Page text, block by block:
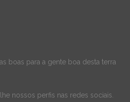
boas para a gente boa desta terra
nossos perfis nas redes sociais.